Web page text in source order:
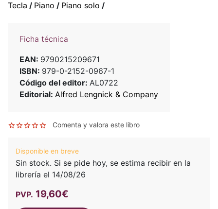
Tecla / Piano / Piano solo /
Ficha técnica
EAN: 9790215209671
ISBN: 979-0-2152-0967-1
Código del editor: AL0722
Editorial: Alfred Lengnick & Company
Comenta y valora este libro
Disponible en breve
Sin stock. Si se pide hoy, se estima recibir en la
librería el 14/08/26
PVP. 19,60€